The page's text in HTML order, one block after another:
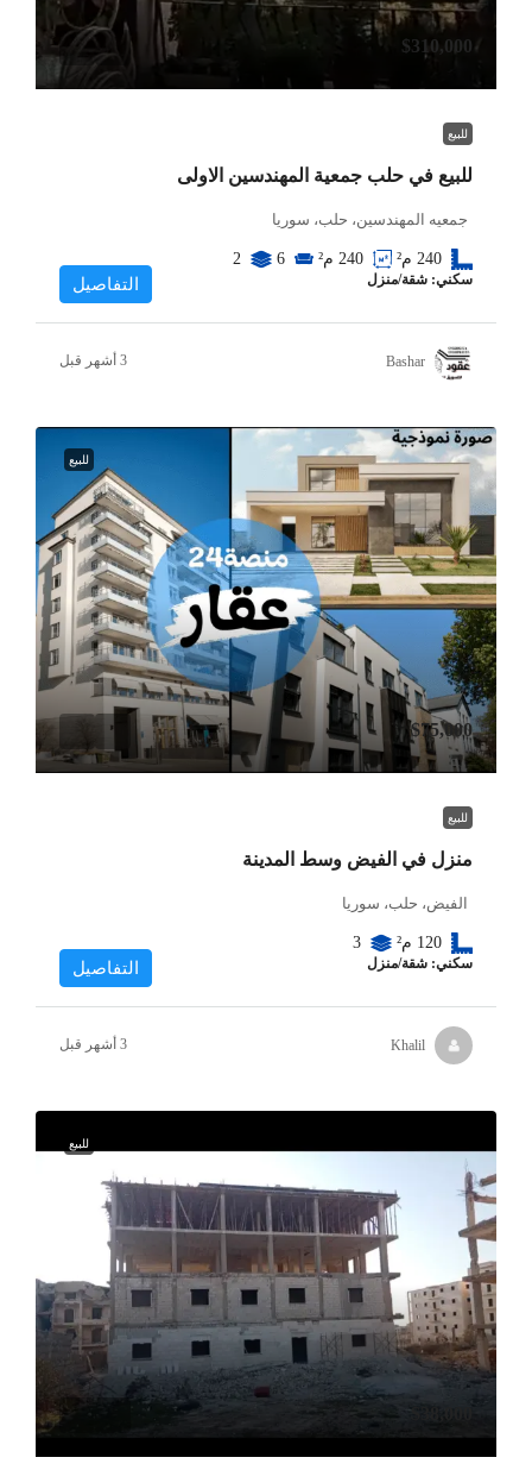
$310,000
للبيع
للبيع في حلب جمعية المهندسين الاولى
جمعيه المهندسين، حلب، سوريا
240 م² 240 م² 6
2
سكني: شقة/منزل التفاصيل
Bashar
للبيع
$75,000
للبيع
منزل في الفيض وسط المدينة
الفيض، حلب، سوريا
120 م² 3
سكني: شقة/منزل التفاصيل
Khalil
للبيع
$38,000